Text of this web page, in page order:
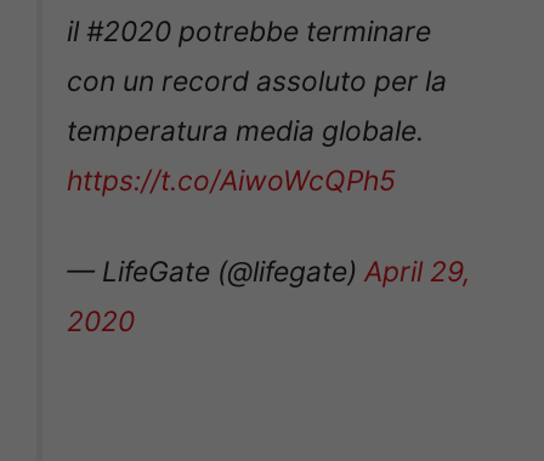
il #2020 potrebbe terminare
con un record assoluto per la
temperatura media globale.
https://t.co/AiwoWcQPh5
— LifeGate (@lifegate) April 29,
2020